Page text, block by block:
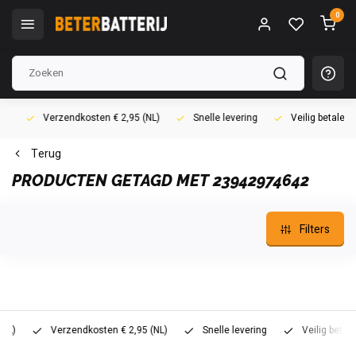
0
Verzendkosten € 2,95 (NL) Snelle levering Veilig betalen
Terug
PRODUCTEN GETAGD MET 23942974642
Filters
Verzendkosten € 2,95 (NL) Snelle levering Veilig betalen